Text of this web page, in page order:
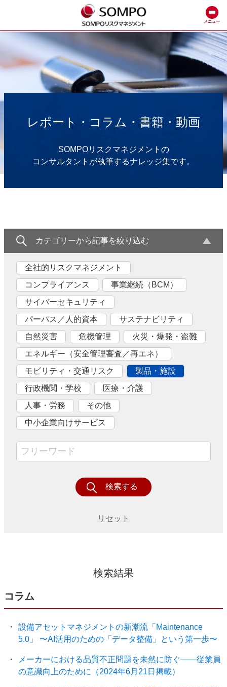
メニュー
レポート・コラム・書籍・動画
SOMPOリスクマネジメントの
コンサルタントが執筆するナレッジ集です。
カテゴリーから記事を絞り込む
全社的リスクマネジメント
コンプライアンス
事業継続（BCM）
サイバーセキュリティ
パーパス／人的資本
サステナビリティ
自然災害
危機管理
火災・爆発・盗難
エネルギー（安全管理審査／再エネ）
モビリティ・交通リスク
製品・施設
行政機関・学校
医療・介護
人事・労務
その他
中小企業向けサービス
検索する
リセット
検索結果
コラム
設備アセットマネジメントの新潮流「Maintenance
5.0」 〜AI活用のための「データ整備」という第一歩〜
メーカーにおける品質不正問題を未然に防ぐ――従業員
の意識向上のために（2024年6月21日掲載）